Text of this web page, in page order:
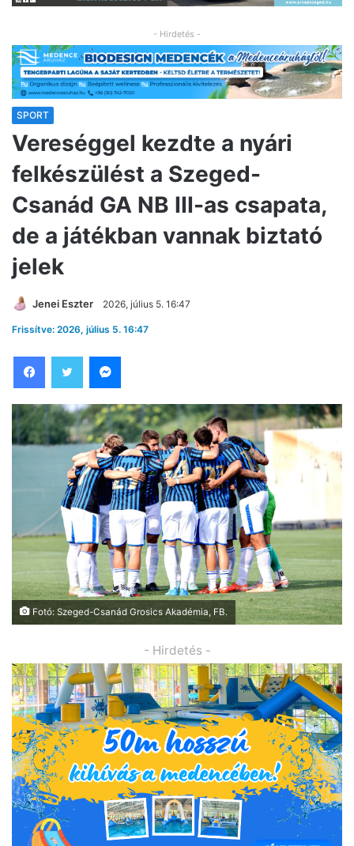
- Hirdetés -
SPORT
Vereséggel kezdte a nyári
felkészülést a Szeged-
Csanád GA NB III-as csapata,
de a játékban vannak biztató
jelek
Jenei Eszter 2026, július 5. 16:47
Frissítve: 2026, július 5. 16:47
Fotó: Szeged-Csanád Grosics Akadémia , FB.
- Hirdetés -